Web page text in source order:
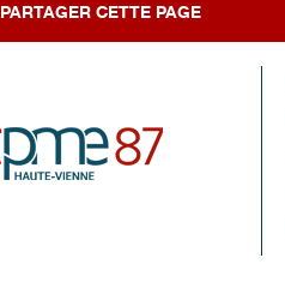
PARTAGER CETTE PAGE